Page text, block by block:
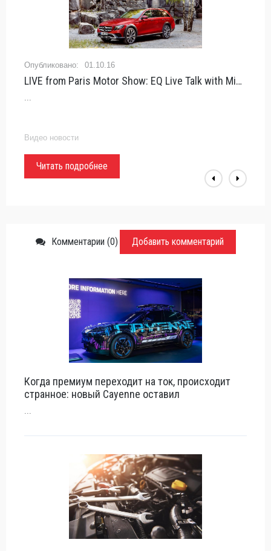
01.10.16
LIVE from Paris Motor Show: EQ Live Talk with Michael Kelz - Mercedes-Benz
Видео новости
Читать подробнее
Комментарии (0) Добавить комментарий
Когда премиум переходит на ток, происходит
странное: новый Cayenne оставил